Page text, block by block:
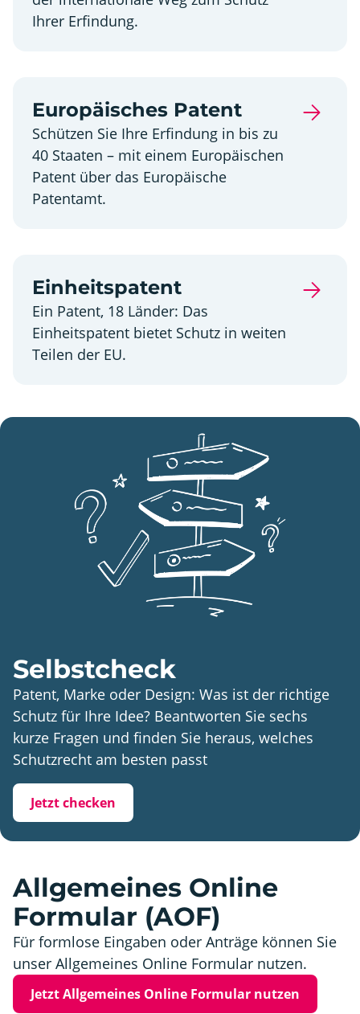
Ihrer Erfindung.
Europäisches Patent
Schützen Sie Ihre Erfindung in bis zu
40 Staaten – mit einem Europäischen
Patent über das Europäische
Patentamt.
Einheitspatent
Ein Patent, 18 Länder: Das
Einheitspatent bietet Schutz in weiten
Teilen der EU.
Selbstcheck
Patent, Marke oder Design: Was ist der richtige
Schutz für Ihre Idee? Beantworten Sie sechs
kurze Fragen und finden Sie heraus, welches
Schutzrecht am besten passt
Jetzt checken
Allgemeines Online
Formular (AOF)
Für formlose Eingaben oder Anträge können Sie
unser Allgemeines Online Formular nutzen.
Jetzt Allgemeines Online Formular nutzen